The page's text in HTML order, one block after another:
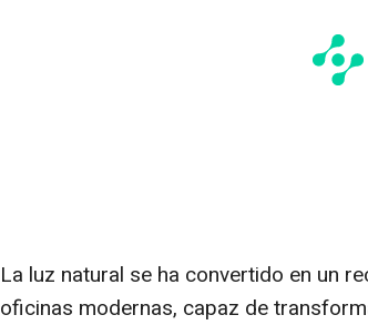
La luz natural se ha convertido en un
oficinas modernas, capaz de